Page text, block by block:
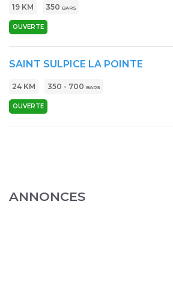
19 KM 350 BARS
OUVERTE
SAINT SULPICE LA POINTE
24 KM 350 - 700 BARS
OUVERTE
ANNONCES